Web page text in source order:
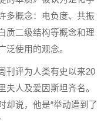
多概念：电负度、共振
质二级结构等概念和理
泛使用的观念。
刊评为人类有史以来20
夫人及爱因斯坦齐名。
却说，他是“举动遭到了